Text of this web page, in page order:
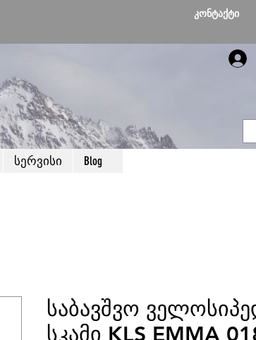
კონტაქტი
სერვისი Blog
საბავშვო
სკამი KLS EMMA